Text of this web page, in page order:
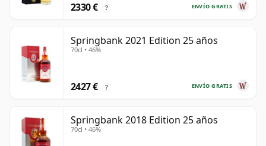
ENVÍO GRATIS
2330 € ?
Springbank 2021 Edition 25 años
70cl • 46%
ENVÍO GRATIS
2427 € ?
Springbank 2018 Edition 25 años
70cl • 46%